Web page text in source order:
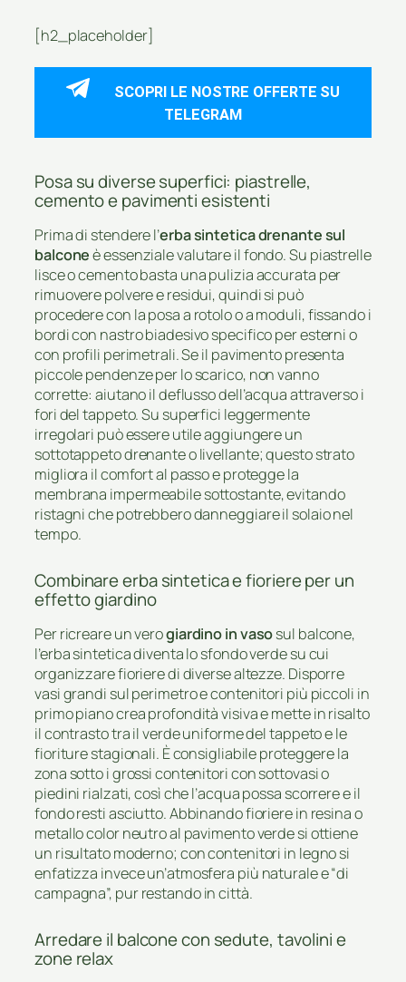
[h2_placeholder]
SCOPRI LE NOSTRE OFFERTE SU
TELEGRAM
Posa su diverse superfici: piastrelle,
cemento e pavimenti esistenti
Prima di stendere l’erba sintetica drenante sul
balconeè essenziale valutare il fondo. Su piastrelle
lisce o cemento basta una pulizia accurata per
rimuovere polvere e residui, quindi si può
procedere con la posa a rotolo o a moduli, fissando i
bordi con nastro biadesivo specifico per esterni o
con profili perimetrali. Se il pavimento presenta
piccole pendenze per lo scarico, non vanno
corrette: aiutano il deflusso dell’acqua attraverso i
fori del tappeto. Su superfici leggermente
irregolari può essere utile aggiungere un
sottotappeto drenante o livellante; questo strato
migliora il comfort al passo e protegge la
membrana impermeabile sottostante, evitando
ristagni che potrebbero danneggiare il solaio nel
tempo.
Combinare erba sintetica e fioriere per un
effetto giardino
Per ricreare un verogiardino in vasosul balcone,
l’erba sintetica diventa lo sfondo verde su cui
organizzare fioriere di diverse altezze. Disporre
vasi grandi sul perimetro e contenitori più piccoli in
primo piano crea profondità visiva e mette in risalto
il contrasto tra il verde uniforme del tappeto e le
fioriture stagionali. È consigliabile proteggere la
zona sotto i grossi contenitori con sottovasi o
piedini rialzati, così che l’acqua possa scorrere e il
fondo resti asciutto. Abbinando fioriere in resina o
metallo color neutro al pavimento verde si ottiene
un risultato moderno; con contenitori in legno si
enfatizza invece un’atmosfera più naturale e “di
campagna”, pur restando in città.
Arredare il balcone con sedute, tavolini e
zone relax